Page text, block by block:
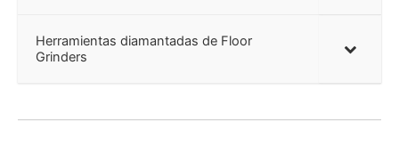
Herramientas diamantadas de Floor
Grinders